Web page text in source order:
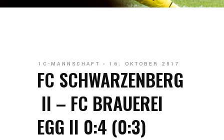
1C-MANNSCHAFT 16. OKTOBER 2017
FC SCHWARZENBERG
II – FC BRAUEREI
EGG II 0:4 (0:3)